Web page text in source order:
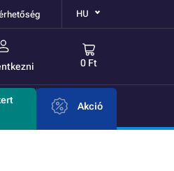
HU
0 Ft
Akció